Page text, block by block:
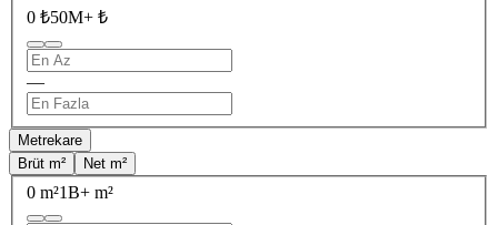
0 ₺50M+ ₺
—
Metrekare
Brüt m²
Net m²
0 m²1B+ m²